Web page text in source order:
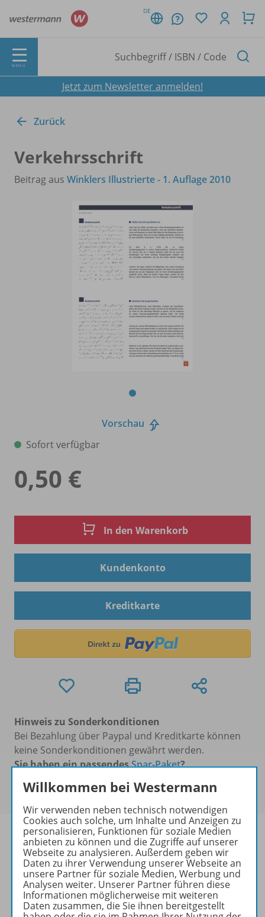
DE
MENÜ
Jetzt zum Newsletter anmelden!
Zurück
Verkehrsschrift
Beitrag aus Winklers Illustrierte - 1. Auflage 2010
Vorschau
Sofort verfügbar
0,50 €
In den Warenkorb
Kundenkonto
Kreditkarte
Hinweis zu Sonderkonditionen
Bei Bezahlung über Paypal und Kreditkarte können
keine Sonderkonditionen gewährt werden.
Sie haben ein passendesSpar-Paket?
sich bitte an.
Informationen
Willkommen bei Westermann
Wir verwenden neben technisch notwendigen
Cookies auch solche, um Inhalte und Anzeigen zu
personalisieren, Funktionen für soziale Medien
anbieten zu können und die Zugriffe auf unserer
Webseite zu analysieren. Außerdem geben wir
Daten zu ihrer Verwendung unserer Webseite an
unsere Partner für soziale Medien, Werbung und
Analysen weiter. Unserer Partner führen diese
Informationen möglicherweise mit weiteren
Daten zusammen, die Sie ihnen bereitgestellt